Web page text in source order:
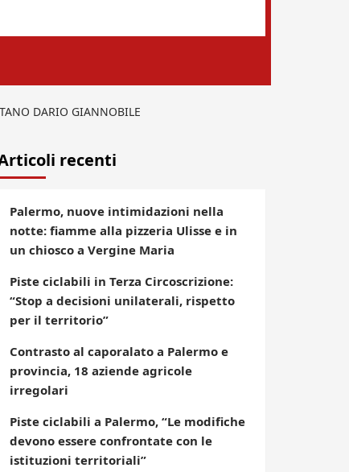
DARIO GIANNOBILE
recenti
Palermo, nuove intimidazioni nella
notte: fiamme alla pizzeria Ulisse e in
un chiosco a Vergine Maria
Piste ciclabili in Terza Circoscrizione:
“Stop a decisioni unilaterali, rispetto
per il territorio”
Contrasto al caporalato a Palermo e
provincia, 18 aziende agricole
irregolari
Piste ciclabili a Palermo, “Le modifiche
devono essere confrontate con le
istituzioni territoriali”